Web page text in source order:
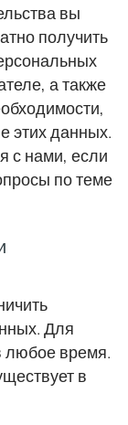
вы
получить
а также
этих данных.
с нами, если
по теме
Для
любое время.
в